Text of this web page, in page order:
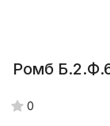
Ромб
0